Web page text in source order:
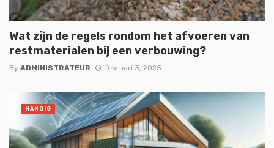
Wat zijn de regels rondom het afvoeren van
restmaterialen bij een verbouwing?
By ADMINISTRATEUR februari 3, 2025
HANDIG